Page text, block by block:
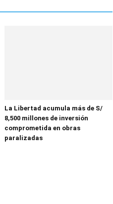
La Libertad acumula más de S/
8,500 millones de inversión
comprometida en obras
paralizadas